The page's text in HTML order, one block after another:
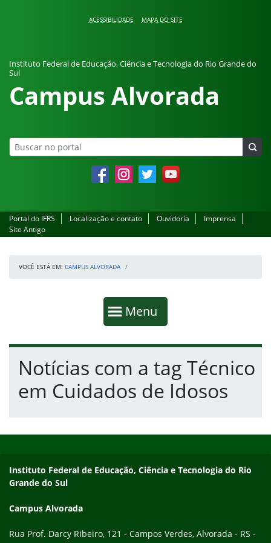
ACESSIBILIDADE MAPA DO SITE
Instituto Federal de Educação, Ciência e Tecnologia do Rio Grande do
Sul
Campus Alvorada
FacebookInstagramTwitter YouTube
Portal do IFRS Localização e contato Ouvidoria
Imprensa
Site Antigo
VOCÊ ESTÁ EM: CAMPUS ALVORADA
Mostrar
Menu
Fim da navegação
Início do conteúdo
Notícias com a tag Técnico
em Cuidados de Idosos
Endereço
Instituto Federal de Educação, Ciência e Tecnologia do Rio
Grande do Sul
Campus Alvorada
Rua Prof. Darcy Ribeiro, 121 - Campos Verdes, Alvorada - RS -